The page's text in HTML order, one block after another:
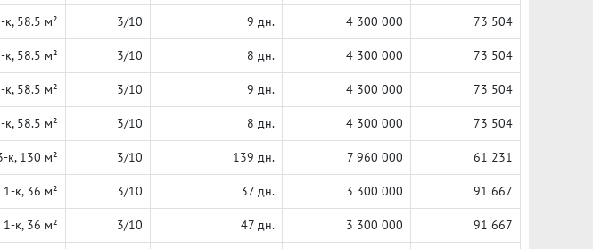
к, 58.5 м² 3/10 9 дн. 4 300 000 73 504
к, 58.5 м² 3/10 8 дн. 4 300 000 73 504
к, 58.5 м² 3/10 9 дн. 4 300 000 73 504
к, 58.5 м² 3/10 8 дн. 4 300 000 73 504
к, 130 м² 3/10 139 дн. 7 960 000 61 231
1-к, 36 м² 3/10 37 дн. 3 300 000 91 667
1-к, 36 м² 3/10 47 дн. 3 300 000 91 667